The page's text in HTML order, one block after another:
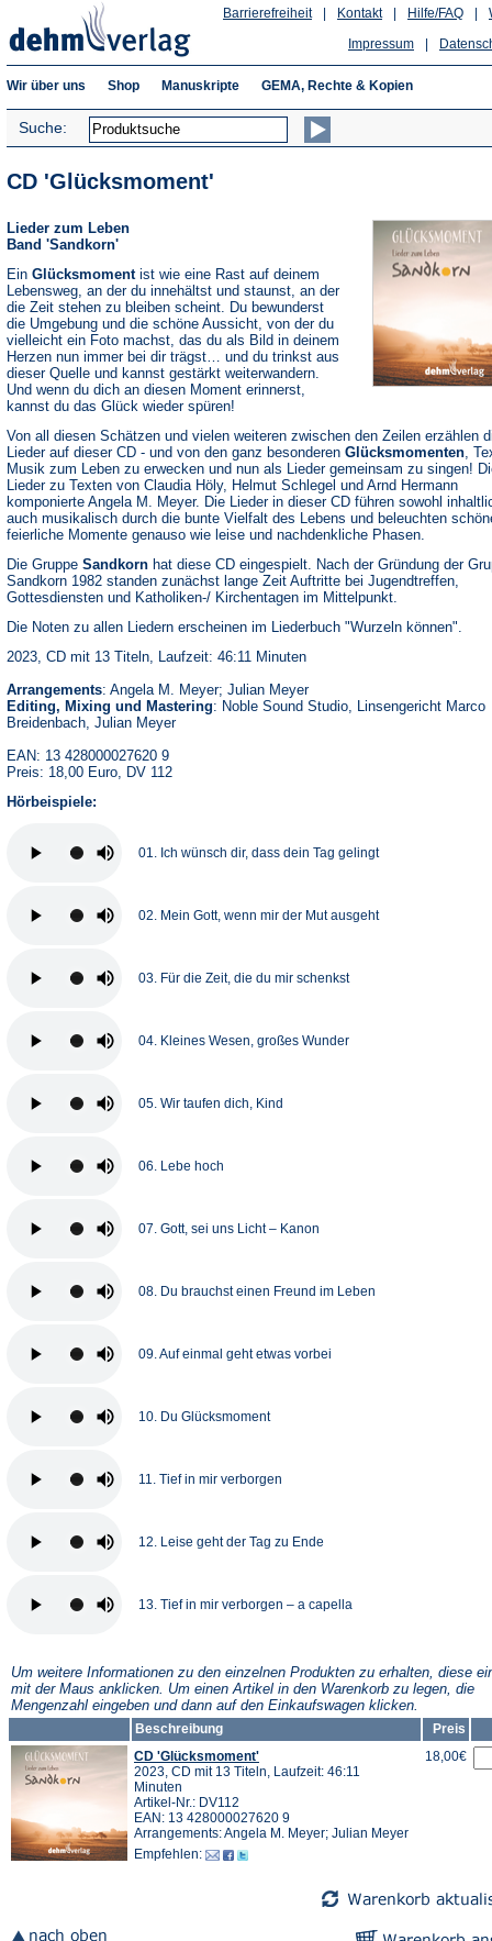
Hilfe/FAQ
Kontakt
Barrierefreiheit
Impressum
Wir über uns Shop Manuskripte GEMA, Rechte & Kopien
Suche:
CD 'Glücksmoment'
Lieder zum Leben
Band 'Sandkorn'
Ein Glücksmomentist wie eine Rast auf deinem
Lebensweg, an der du innehältst und staunst, an der
die Zeit stehen zu bleiben scheint. Du bewunderst
die Umgebung und die schöne Aussicht, von der du
vielleicht ein Foto machst, das du als Bild in deinem
Herzen nun immer bei dir trägst… und du trinkst aus
dieser Quelle und kannst gestärkt weiterwandern.
Und wenn du dich an diesen Moment erinnerst,
kannst du das Glück wieder spüren!
Von all diesen Schätzen und vielen weiteren zwischen den Zeilen erzählen
Lieder auf dieser CD - und von den ganz besonderen Glücksmomenten,
Musik zum Leben zu erwecken und nun als Lieder gemeinsam zu singen!
Lieder zu Texten von Claudia Höly, Helmut Schlegel und Arnd Hermann
komponierte Angela M. Meyer. Die Lieder in dieser CD führen sowohl
auch musikalisch durch die bunte Vielfalt des Lebens und beleuchten
feierliche Momente genauso wie leise und nachdenkliche Phasen.
Die Gruppe Sandkorn hat diese CD eingespielt. Nach der Gründung der
Sandkorn 1982 standen zunächst lange Zeit Auftritte bei Jugendtreffen,
Gottesdiensten und Katholiken-/ Kirchentagen im Mittelpunkt.
Die Noten zu allen Liedern erscheinen im Liederbuch "Wurzeln können".
2023, CD mit 13 Titeln, Laufzeit: 46:11 Minuten
Arrangements: Angela M. Meyer; Julian Meyer
Editing, Mixing und Mastering: Noble Sound Studio, Linsengericht Marco
Breidenbach, Julian Meyer
EAN: 13 428000027620 9
Preis: 18,00 Euro, DV 112
Hörbeispiele:
01. Ich wünsch dir, dass dein Tag gelingt
02. Mein Gott, wenn mir der Mut ausgeht
03. Für die Zeit, die du mir schenkst
04. Kleines Wesen, großes Wunder
05. Wir taufen dich, Kind
06. Lebe hoch
07. Gott, sei uns Licht – Kanon
08. Du brauchst einen Freund im Leben
09. Auf einmal geht etwas vorbei
10. Du Glücksmoment
11. Tief in mir verborgen
12. Leise geht der Tag zu Ende
13. Tief in mir verborgen – a capella
Um weitere Informationen zu den einzelnen Produkten zu erhalten, diese
mit der Maus anklicken. Um einen Artikel in den Warenkorb zu legen, die
Mengenzahl eingeben und dann auf den Einkaufswagen klicken.
Beschreibung
Preis
CD 'Glücksmoment'
2023, CD mit 13 Titeln, Laufzeit: 46:11
Minuten
Artikel-Nr.: DV112
EAN: 13 428000027620 9
Arrangements: Angela M. Meyer; Julian Meyer
Empfehlen:
18,00€